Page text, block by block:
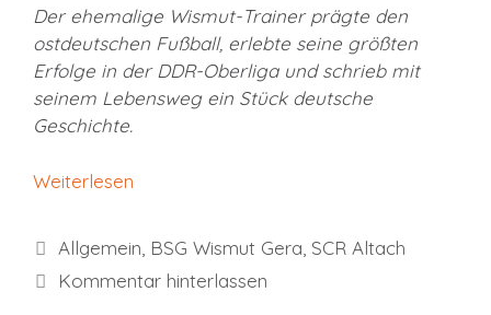
Der ehemalige Wismut-Trainer prägte den
ostdeutschen Fußball, erlebte seine größten
Erfolge in der DDR-Oberliga und schrieb mit
seinem Lebensweg ein Stück deutsche
Geschichte.
Weiterlesen
Kategorien
Allgemein BSG Wismut Gera SCR Altach
Kommentar hinterlassen